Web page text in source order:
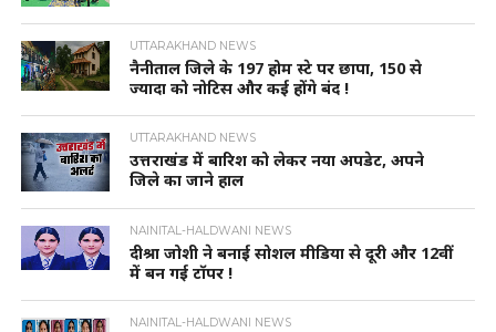
UTTARAKHAND NEWS
नैनीताल जिले के 197 होम स्टे पर छापा, 150 से
ज्यादा को नोटिस और कई होंगे बंद !
UTTARAKHAND NEWS
उत्तराखंड में बारिश को लेकर नया अपडेट, अपने
जिले का जाने हाल
NAINITAL-HALDWANI NEWS
दीश्रा जोशी ने बनाई सोशल मीडिया से दूरी और 12वीं
में बन गई टॉपर !
NAINITAL-HALDWANI NEWS